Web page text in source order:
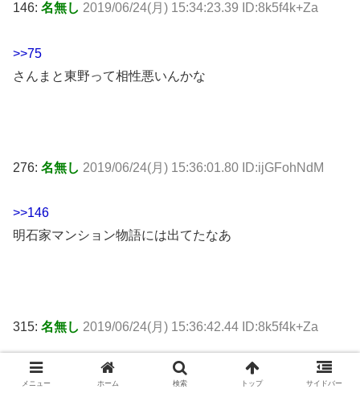
146: 名無し 2019/06/24(月) 15:34:23.39 ID:8k5f4k+Za
>>75
さんまと東野って相性悪いんかな
276: 名無し 2019/06/24(月) 15:36:01.80 ID:ijGFohNdM
>>146
明石家マンション物語には出てたなあ
315: 名無し 2019/06/24(月) 15:36:42.44 ID:8k5f4k+Za
>>276
メニュー ホーム 検索 トップ サイドバー